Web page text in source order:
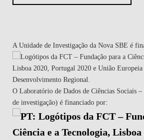
A Unidade de Investigação da Nova SBE é
O Laboratório de Dados de Ciências Sociais
de investigação) é financiado por: